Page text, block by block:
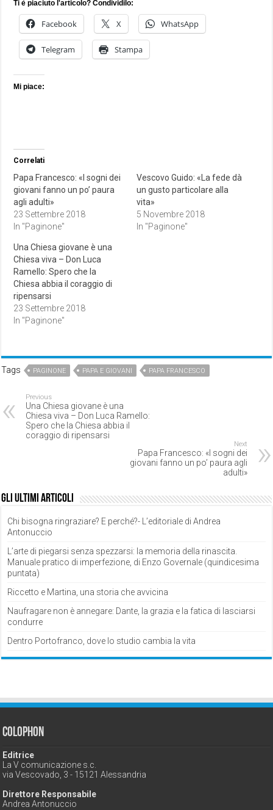
Ti è piaciuto l'articolo? Condividilo:
Facebook X WhatsApp
Telegram Stampa
Mi piace:
Correlati
Papa Francesco: «I sogni dei
giovani fanno un po’ paura
agli adulti»
23 Settembre 2018
In "Paginone"
Vescovo Guido: «La fede dà
un gusto particolare alla
vita»
5 Novembre 2018
In "Paginone"
Una Chiesa giovane è una
Chiesa viva – Don Luca
Ramello: Spero che la
Chiesa abbia il coraggio di
ripensarsi
23 Settembre 2018
In "Paginone"
Tags PAGINONE PAPA E GIOVANI PAPA FRANCESCO
Previous
Una Chiesa giovane è una
Chiesa viva – Don Luca Ramello:
Spero che la Chiesa abbia il
coraggio di ripensarsi
Next
Papa Francesco: «I sogni dei
giovani fanno un po’ paura agli
adulti»
Gli ultimi articoli
Chi bisogna ringraziare? E perché?- L’editoriale di Andrea
Antonuccio
L’arte di piegarsi senza spezzarsi: la memoria della rinascita.
Manuale pratico di imperfezione, di Enzo Governale (quindicesima
puntata)
Riccetto e Martina, una storia che avvicina
Naufragare non è annegare: Dante, la grazia e la fatica di lasciarsi
condurre
Dentro Portofranco, dove lo studio cambia la vita
Colophon
Editrice
La V comunicazione s.c.
via Vescovado, 3 - 15121 Alessandria
Direttore Responsabile
Andrea Antonuccio